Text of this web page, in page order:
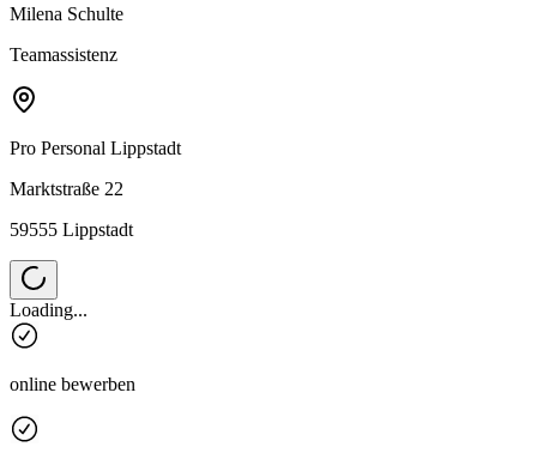
Milena Schulte
Teamassistenz
Pro Personal Lippstadt
Marktstraße 22
59555 Lippstadt
Loading...
online bewerben